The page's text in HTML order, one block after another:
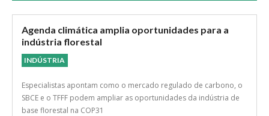
Agenda climática amplia oportunidades para a
indústria florestal
INDÚSTRIA
Especialistas apontam como o mercado regulado de carbono, o
SBCE e o TFFF podem ampliar as oportunidades da indústria de
base florestal na COP31